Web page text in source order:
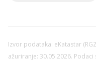
Izvor podataka: eKatastar
ažuriranje: 30.05.2026.